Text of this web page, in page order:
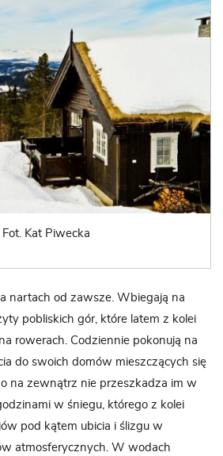
Fot. Kat Piwecka
nartach od zawsze. Wbiegają na
pobliskich gór, które latem z kolei
rowerach. Codziennie pokonują na
do swoich domów mieszczących się
na zewnątrz nie przeszkadza im w
w śniegu, którego z kolei
pod kątem ubicia i ślizgu w
atmosferycznych. W wodach